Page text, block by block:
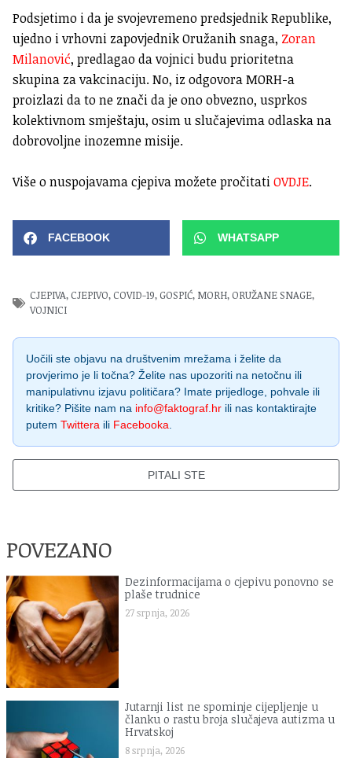
Podsjetimo i da je svojevremeno predsjednik Republike,
ujedno i vrhovni zapovjednik Oružanih snaga, Zoran
Milanović, predlagao da vojnici budu prioritetna
skupina za vakcinaciju. No, iz odgovora MORH-a
proizlazi da to ne znači da je ono obvezno, usprkos
kolektivnom smještaju, osim u slučajevima odlaska na
dobrovoljne inozemne misije.
Više o nuspojavama cjepiva možete pročitatiOVDJE.
FACEBOOK WHATSAPP
CJEPIVA,CJEPIVO,COVID-19,GOSPIĆ, MORH,ORUŽANE SNAGE,
VOJNICI
Uočili ste objavu na društvenim mrežama i želite da
provjerimo je li točna? Želite nas upozoriti na netočnu ili
manipulativnu izjavu političara? Imate prijedloge, pohvale ili
kritike? Pišite nam na info@faktograf.hr ili nas kontaktirajte
putem Twittera ili Facebooka.
PITALI STE
POVEZANO
Dezinformacijama o cjepivu ponovno se
plaše trudnice
27 srpnja, 2026
Jutarnji list ne spominje cijepljenje u
članku o rastu broja slučajeva autizma u
Hrvatskoj
8 srpnja, 2026